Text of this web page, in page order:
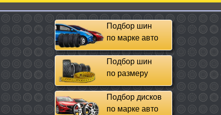
Подбор шин
по марке авто
Подбор шин
по размеру
Подбор дисков
по марке авто